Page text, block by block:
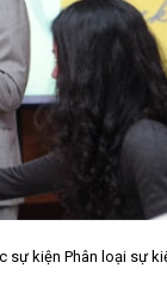
sự kiện Phân loại sự